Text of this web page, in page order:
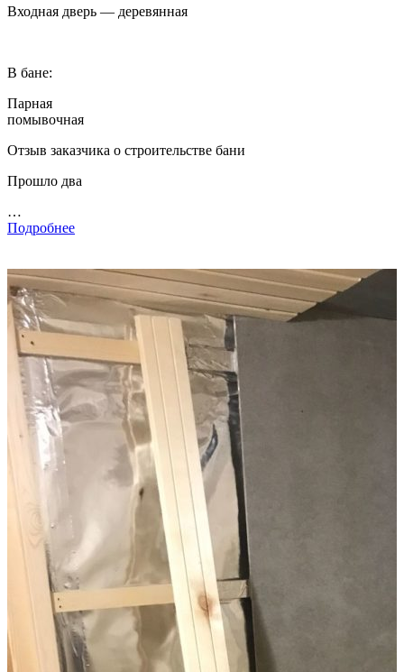
Входная дверь — деревянная
В бане:
Парная
помывочная
Отзыв заказчика о строительстве бани
Прошло два
…
Подробнее